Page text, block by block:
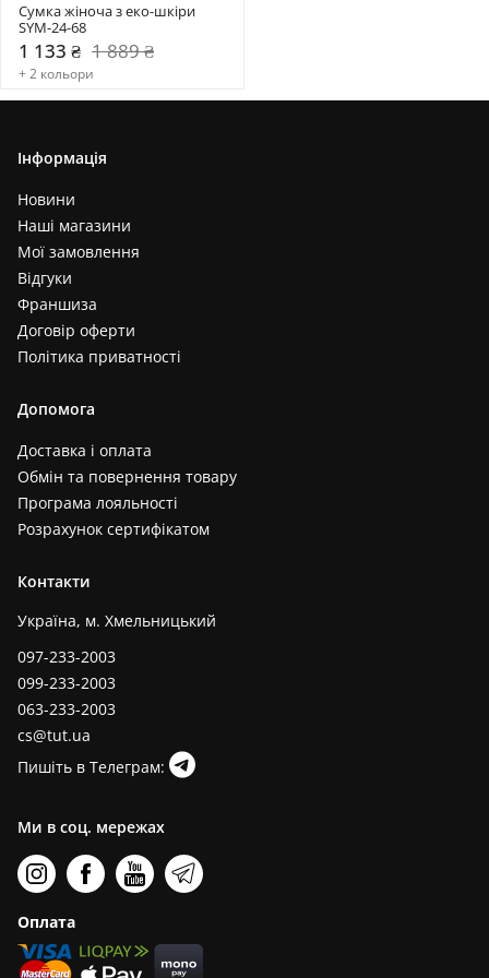
Сумка жіноча з еко-шкіри
SYM-24-68
1 133 ₴ 1 889 ₴
+ 2 кольори
Інформація
Новини
Наші магазини
Мої замовлення
Відгуки
Франшиза
Договір оферти
Політика приватності
Допомога
Доставка і оплата
Обмін та повернення товару
Програма лояльності
Розрахунок сертифікатом
Контакти
Україна, м. Хмельницький
097-233-2003
099-233-2003
063-233-2003
cs@tut.ua
Пишіть в Телеграм:
Ми в соц. мережах
Оплата